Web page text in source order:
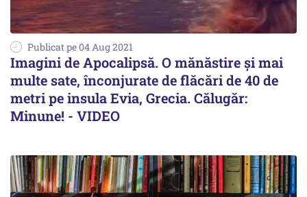
Publicat pe 04 Aug 2021
Imagini de Apocalipsă. O mănăstire şi mai
multe sate, înconjurate de flăcări de 40 de
metri pe insula Evia, Grecia. Călugăr:
Minune! - VIDEO